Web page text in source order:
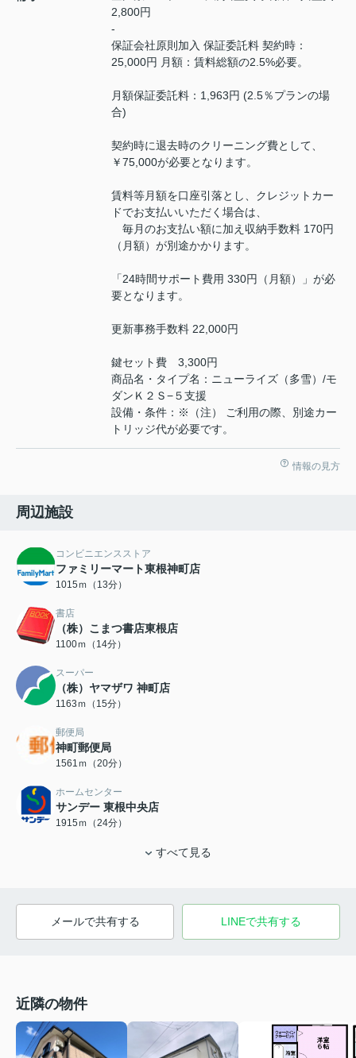
2,800円
-
保証会社原則加入 保証委託料 契約時：
25,000円 月額：賃料総額の2.5%必要。
月額保証委託料：1,963円 (2.5％プランの場
合)
契約時に退去時のクリーニング費として、
￥75,000が必要となります。
賃料等月額を口座引落とし、クレジットカー
ドでお支払いいただく場合は、
毎月のお支払い額に加え収納手数料 170円
（月額）が別途かかります。
「24時間サポート費用 330円（月額）」が必
要となります。
更新事務手数料 22,000円
鍵セット費 3,300円
商品名・タイプ名：ニューライズ（多雪）/モ
ダンＫ２Ｓ−５支援
設備・条件：※（注） ご利用の際、別途カー
トリッジ代が必要です。
情報の見方
周辺施設
コンビニエンスストア
ファミリーマート東根神町店
1015ｍ（13分）
書店
（株）こまつ書店東根店
1100ｍ（14分）
スーパー
（株）ヤマザワ 神町店
1163ｍ（15分）
郵便局
神町郵便局
1561ｍ（20分）
ホームセンター
サンデー 東根中央店
1915ｍ（24分）
すべて見る
メールで共有する LINEで共有する
近隣の物件